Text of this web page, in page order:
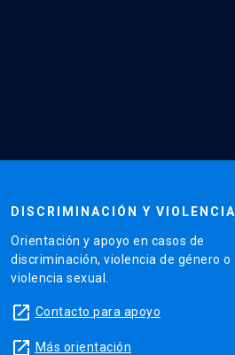
DISCRIMINACIÓN Y VIOLENCIA
Orientación y apoyo en casos de
discriminación, violencia de género o
violencia sexual.
launch Contacto para apoyo
launch Más orientación